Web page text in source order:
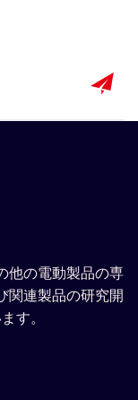
他の電動製品の専
関連製品の研究開
す。